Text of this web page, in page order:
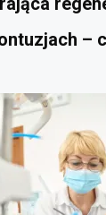
–